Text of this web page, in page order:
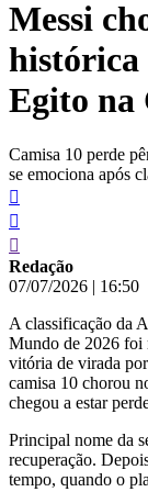
conteúdo
Messi
histórica
Egito na
Camisa 10 perde
se emociona após
Redação
07/07/2026 | 16:50
A classificação da
Mundo de 2026 foi
vitória de virada
camisa 10 chorou
chegou a estar
Principal nome da
recuperação.
tempo, quando o